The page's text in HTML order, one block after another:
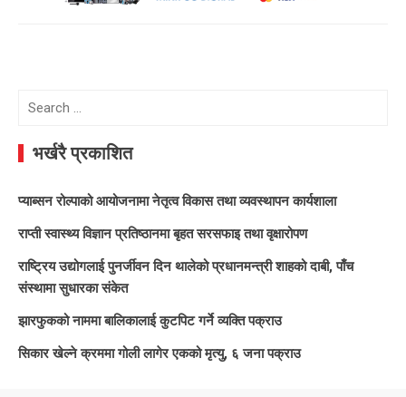
Search
भर्खरै प्रकाशित
प्याब्सन रोल्पाको आयोजनामा नेतृत्व विकास तथा व्यवस्थापन कार्यशाला
राप्ती स्वास्थ्य विज्ञान प्रतिष्ठानमा बृहत सरसफाइ तथा वृक्षारोपण
राष्ट्रिय उद्योगलाई पुनर्जीवन दिन थालेको प्रधानमन्त्री शाहको दाबी, पाँच
संस्थामा सुधारका संकेत
झारफुकको नाममा बालिकालाई कुटपिट गर्ने व्यक्ति पक्राउ
सिकार खेल्ने क्रममा गोली लागेर एकको मृत्यु, ६ जना पक्राउ